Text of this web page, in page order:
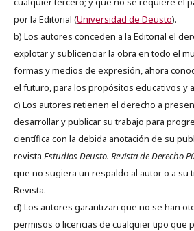
por la Editorial (Universidad de Deusto).
b) Los autores conceden a la Editorial el
explotar y sublicenciar la obra en todo el
formas y medios de expresión, ahora
el futuro, para los propósitos educativos y
c) Los autores retienen el derecho a
desarrollar y publicar su trabajo para
científica con la debida anotación de su
revista Estudios Deusto. Revista de Derecho
que no sugiera un respaldo al autor o a su
Revista.
d) Los autores garantizan que no se han
permisos o licencias de cualquier tipo que